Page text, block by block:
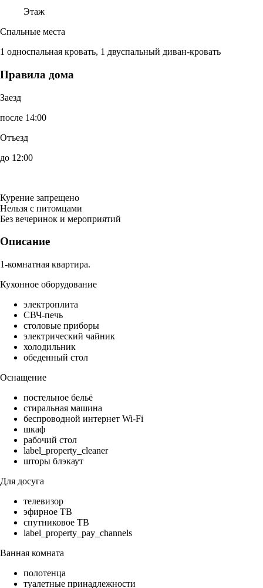
Этаж
Спальные места
1 односпальная кровать, 1 двуспальный диван-кровать
Правила дома
Заезд
после 14:00
Отъезд
до 12:00
Курение запрещено
Нельзя с питомцами
Без вечеринок и мероприятий
Описание
1-комнатная квартира.
Кухонное оборудование
электроплита
СВЧ-печь
столовые приборы
электрический чайник
холодильник
обеденный стол
Оснащение
постельное бельё
стиральная машина
беспроводной интернет Wi-Fi
шкаф
рабочий стол
label_property_cleaner
шторы блэкаут
Для досуга
телевизор
эфирное ТВ
спутниковое ТВ
label_property_pay_channels
Ванная комната
полотенца
туалетные принадлежности